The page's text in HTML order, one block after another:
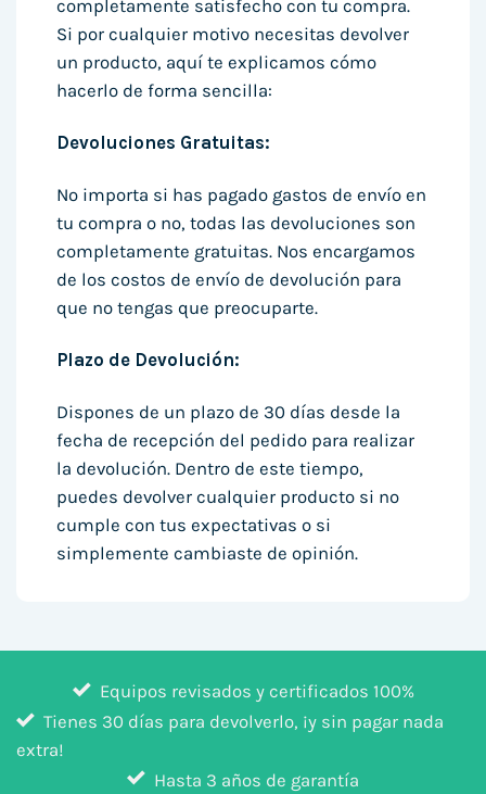
completamente satisfecho con tu compra.
Si por cualquier motivo necesitas devolver
un producto, aquí te explicamos cómo
hacerlo de forma sencilla:
Devoluciones Gratuitas:
No importa si has pagado gastos de envío en
tu compra o no, todas las devoluciones son
completamente gratuitas. Nos encargamos
de los costos de envío de devolución para
que no tengas que preocuparte.
Plazo de Devolución:
Dispones de un plazo de 30 días desde la
fecha de recepción del pedido para realizar
la devolución. Dentro de este tiempo,
puedes devolver cualquier producto si no
cumple con tus expectativas o si
simplemente cambiaste de opinión.
Equipos revisados y certificados 100%
Tienes 30 días para devolverlo, ¡y sin pagar nada
extra!
Hasta 3 años de garantía